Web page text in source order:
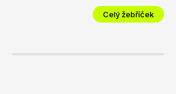
Celý žebříček